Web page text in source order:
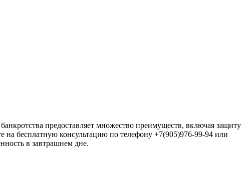
предоставляет множество преимуществ, включая защиту
на бесплатную консультацию по телефону +7(905)976-99-94 или
в завтрашнем дне.